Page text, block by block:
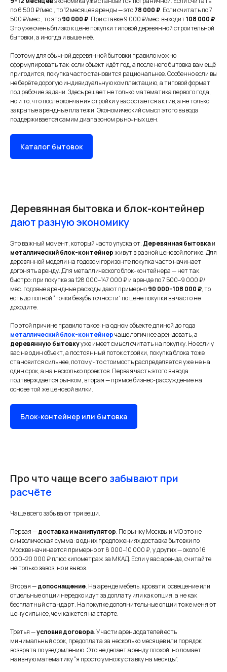
по 6 500 ₽/мес., то 12 месяцев аренды — это78 000 ₽. Если считать по 7
500 ₽/мес., то это90 000 ₽. При ставке 9 000 ₽/мес. выходит108 000 ₽.
Это уже очень близко к цене покупки типовой деревянной строительной
бытовки, а иногда и выше неё.
Поэтому для обычной деревянной бытовки правило можно
сформулировать так: если объект идёт год, а после него бытовка вам ещё
пригодится, покупка часто становится рациональнее. Особенно если вы
не берёте дорогую индивидуальную комплектацию, а типовой формат
под рабочие задачи. Здесь решает не только математика первого года,
но и то, что после окончания стройки у вас остаётся актив, а не только
закрытые арендные платежи. Экономический смысл этого вывода
поддерживается самим диапазоном рыночных цен.
Каталог бытовок
Деревянная бытовка и блок-контейнер
дают разную экономику
Это важный момент, который часто упускают. Деревянная бытовкаи
металлический блок-контейнерживут в разной ценовой логике. Для
деревянной модели на годовом горизонте покупка часто начинает
догонять аренду. Для металлического блок-контейнера — нет так
быстро: при покупке за 128 000–147 000 ₽ и аренде по 7 500–9 000 ₽/
мес. годовые арендные расходы дают примерно90 000–108 000 ₽, то
есть до полной “точки безубыточности” по цене покупки вы часто не
доходите.
По этой причине правило такое: на одном объекте длиной до года
металлический блок-контейнерчаще логичнее арендовать, а
деревянную бытовкууже имеет смысл считать на покупку. Но если у
вас не один объект, а постоянный поток стройки, покупка блока тоже
становится сильнее, потому что стоимость распределяется уже не на
один срок, а на несколько проектов. Первая часть этого вывода
подтверждается рынком, вторая — прямое бизнес-рассуждение на
основе той же ценовой вилки.
Блок-контейнер или бытовка
Про что чаще всегозабывают при
расчёте
Чаще всего забывают три вещи.
Первая —доставка и манипулятор. По рынку Москвы и МО это не
символическая сумма: в одних предложениях доставка бытовки по
Москве начинается примерно от 8 000–10 000 ₽, у других — около 16
000–20 000 ₽ плюс километраж за МКАД. Если у вас аренда, считайте
не только завоз, но и вывоз.
Вторая —допоснащение. На аренде мебель, кровати, освещение или
отдельные опции нередко идут за доплату или как опция, а не как
бесплатный стандарт. На покупке дополнительные опции тоже меняют
цену сильнее, чем кажется на старте.
Третья —условия договора. У части арендодателей есть
минимальный срок, предоплата за несколько месяцев или порядок
возврата по уведомлению. Это не делает аренду плохой, но ломает
наивную математику “я просто умножу ставку на месяцы”.